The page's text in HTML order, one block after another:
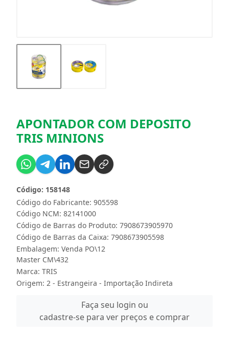
APONTADOR COM DEPOSITO
TRIS MINIONS
Código do Fabricante: 905598
Código: 158148
Código NCM: 82141000
Código de Barras do Produto: 7908673905970
Código de Barras da Caixa: 7908673905598
Embalagem: Venda PO\12
Master CM\432
Marca: TRIS
Origem: 2 - Estrangeira - Importação Indireta
Faça seu login ou
cadastre-se para ver preços e comprar